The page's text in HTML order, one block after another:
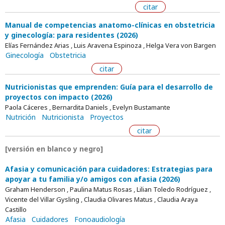
citar
Manual de competencias anatomo-clínicas en obstetricia
y ginecología: para residentes (2026)
Elías Fernández Arias , Luis Aravena Espinoza , Helga Vera von Bargen
Ginecología
Obstetricia
citar
Nutricionistas que emprenden: Guía para el desarrollo de
proyectos con impacto (2026)
Paola Cáceres , Bernardita Daniels , Evelyn Bustamante
Nutrición Nutricionista
Proyectos
citar
[versión en blanco y negro]
Afasia y comunicación para cuidadores: Estrategias para
apoyar a tu familia y/o amigos con afasia (2026)
Graham Henderson , Paulina Matus Rosas , Lilian Toledo Rodríguez ,
Vicente del Villar Gysling , Claudia Olivares Matus , Claudia Araya
Castillo
Afasia Cuidadores
Fonoaudiología